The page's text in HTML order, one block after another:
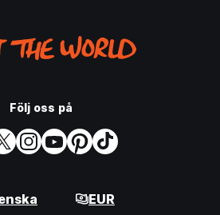
Följ oss på
EUR